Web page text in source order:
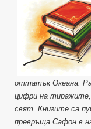
оттатък Океана.
цифри на тиражите,
свят. Книгите са
превръща Сафон в